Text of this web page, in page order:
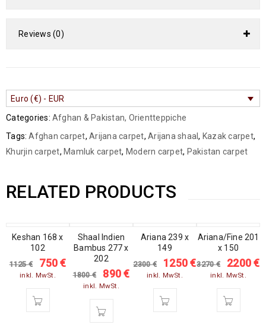
Reviews (0)
Euro (€) - EUR
Categories: Afghan & Pakistan, Orientteppiche
Tags: Afghan carpet, Arijana carpet, Arijana shaal, Kazak carpet,
Khurjin carpet, Mamluk carpet, Modern carpet, Pakistan carpet
RELATED PRODUCTS
SALE
Keshan 168 x
102
1125€ 750€
inkl. MwSt.
SALE
Shaal Indien
Bambus 277 x
202
1800€ 890€
inkl. MwSt.
SALE
Ariana 239 x
149
2300€ 1250€
inkl. MwSt.
SALE
Ariana/Fine 201
x 150
3270€ 2200€
inkl. MwSt.